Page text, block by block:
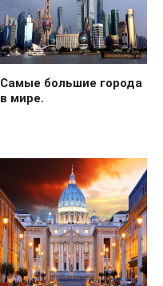
Самые большие города
в мире.